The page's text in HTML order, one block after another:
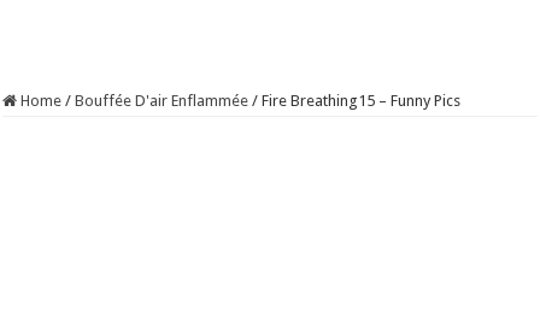
Home / Bouffée D'air Enflammée / Fire Breathing15 – Funny Pics